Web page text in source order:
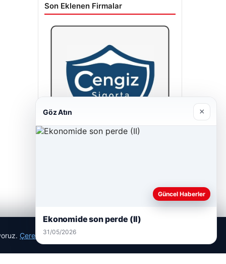
Son Eklenen Firmalar
Çerez Politikamız
Göz Atın ×
Güncel Haberler
Ekonomide son perde (II)
31/05/2026